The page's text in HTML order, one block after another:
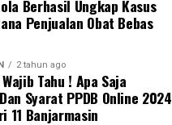
Berhasil Ungkap Kasus
Penjualan Obat Bebas
2 tahun ago
Tahu ! Apa Saja
Syarat PPDB Online 2024
11 Banjarmasin